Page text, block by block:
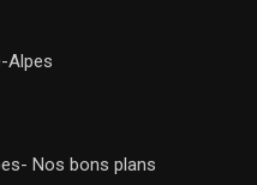
Alpes
Nos bons plans